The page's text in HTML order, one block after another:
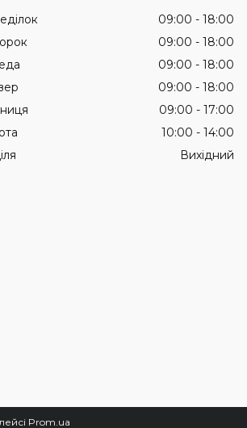
09:00
18:00
09:00
18:00
09:00
18:00
09:00
18:00
09:00
17:00
10:00
14:00
Вихідний
Prom.ua